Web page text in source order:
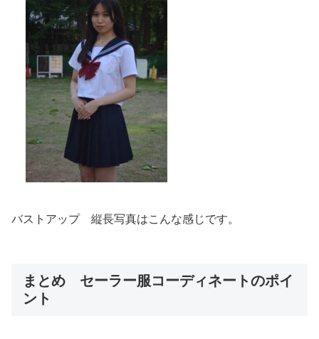
バストアップ 縦長写真はこんな感じです。
まとめ セーラー服コーディネートのポイ
ント